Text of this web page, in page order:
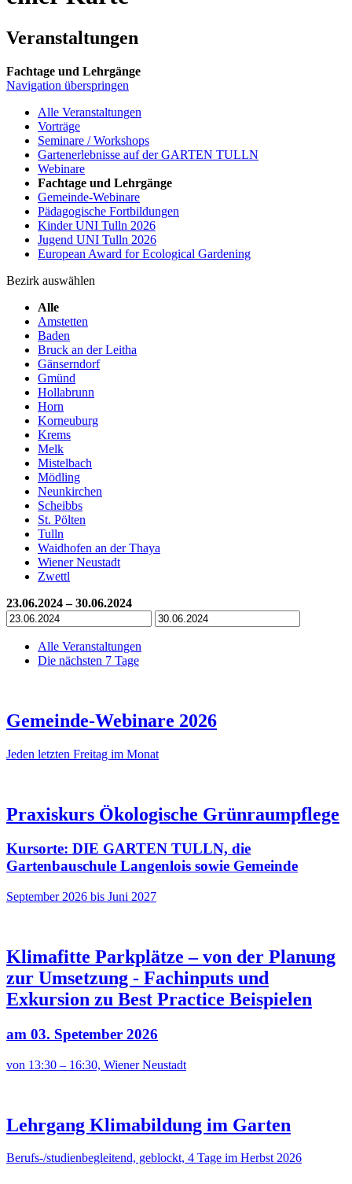
Veranstaltungen
Fachtage und Lehrgänge
Navigation überspringen
Alle Veranstaltungen
Vorträge
Seminare / Workshops
Gartenerlebnisse auf der GARTEN TULLN
Webinare
Fachtage und Lehrgänge
Gemeinde-Webinare
Pädagogische Fortbildungen
Kinder UNI Tulln 2026
Jugend UNI Tulln 2026
European Award for Ecological Gardening
Bezirk auswählen
Alle
Amstetten
Baden
Bruck an der Leitha
Gänserndorf
Gmünd
Hollabrunn
Horn
Korneuburg
Krems
Melk
Mistelbach
Mödling
Neunkirchen
Scheibbs
St. Pölten
Tulln
Waidhofen an der Thaya
Wiener Neustadt
Zwettl
23.06.2024 – 30.06.2024
Alle Veranstaltungen
Die nächsten 7 Tage
Gemeinde-Webinare 2026
Jeden letzten Freitag im Monat
Praxiskurs Ökologische Grünraumpflege
Kursorte: DIE GARTEN TULLN, die
Gartenbauschule Langenlois sowie Gemeinde
September 2026 bis Juni 2027
Klimafitte Parkplätze – von der Planung
zur Umsetzung - Fachinputs und
Exkursion zu Best Practice Beispielen
am 03. Spetember 2026
von 13:30 – 16:30, Wiener Neustadt
Lehrgang Klimabildung im Garten
Berufs-/studienbegleitend, geblockt, 4 Tage im Herbst 2026